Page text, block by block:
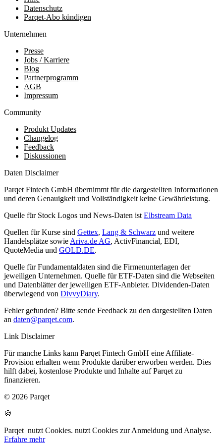
Datenschutz
Parqet-Abo kündigen
Unternehmen
Presse
Jobs / Karriere
Blog
Partnerprogramm
AGB
Impressum
Community
Produkt Updates
Changelog
Feedback
Diskussionen
Daten Disclaimer
Parqet Fintech GmbH übernimmt für die dargestellten Informationen
und deren Genauigkeit und Vollständigkeit keine Gewährleistung.
Quelle für Stock Logos und News-Daten ist Elbstream Data
Quellen für Kurse sind Gettex, Lang & Schwarz und weitere
Handelsplätze sowie Ariva.de AG, ActivFinancial, EDI,
QuoteMedia und GOLD.DE.
Quelle für Fundamentaldaten sind die Firmenunterlagen der
jeweiligen Unternehmen. Quelle für ETF-Daten sind die Webseiten
und Datenblätter der jeweiligen ETF-Anbieter. Dividenden-Daten
überwiegend von DivvyDiary.
Fehler gefunden? Bitte sende Feedback zu den dargestellten Daten
an daten@parqet.com.
Link Disclaimer
Für manche Links kann Parqet Fintech GmbH eine Affiliate-
Provision erhalten wenn Produkte darüber erworben werden. Dies
hilft dabei, kostenlose Produkte und Inhalte auf Parqet zu
finanzieren.
© 2026 Parqet
🍪
Parqet nutzt Cookies. nutzt Cookies zur Anmeldung und Analyse.
Erfahre mehr